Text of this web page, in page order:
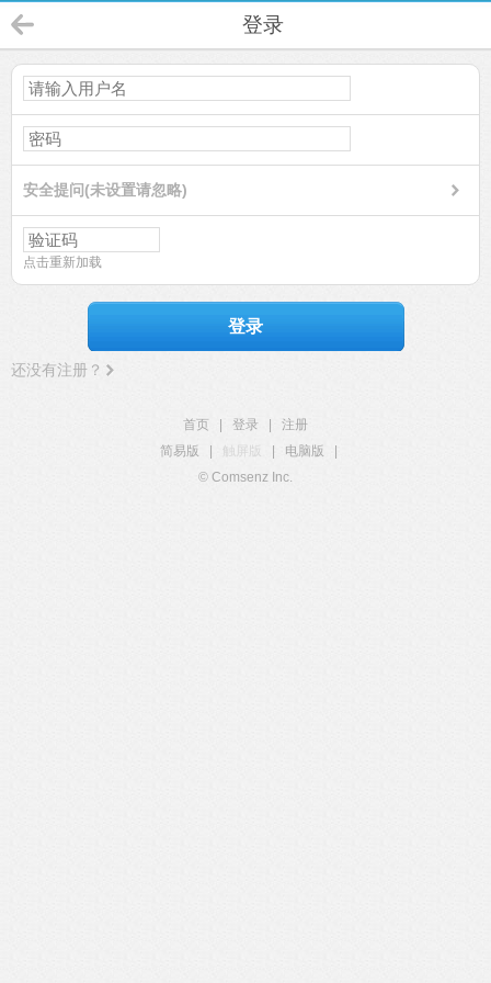
登录
安全提问(未设置请忽略)
点击重新加载
登录
还没有注册？
首页 登录
注册
简易版
触屏版 电脑版
© Comsenz Inc.